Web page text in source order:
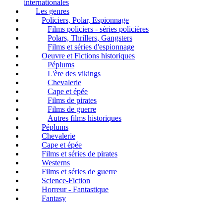
internationales
Les genres
Policiers, Polar, Espionnage
Films policiers - séries policières
Polars, Thrillers, Gangsters
Films et séries d'espionnage
Oeuvre et Fictions historiques
Péplums
L'ère des vikings
Chevalerie
Cape et épée
Films de pirates
Films de guerre
Autres films historiques
Péplums
Chevalerie
Cape et épée
Films et séries de pirates
Westerns
Films et séries de guerre
Science-Fiction
Horreur - Fantastique
Fantasy